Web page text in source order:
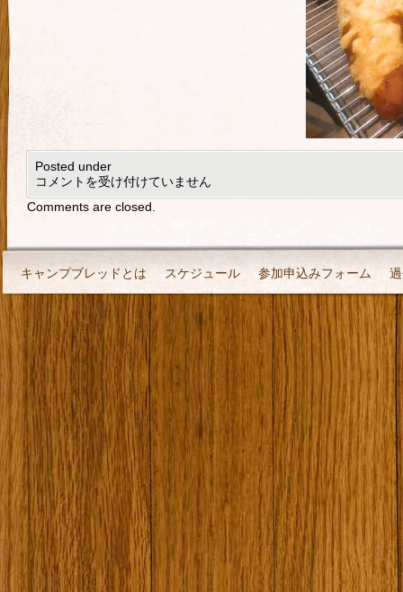
Posted under
コメントを受け付けていません
Comments are closed.
キャンプブレッドとは スケジュール 参加申込みフォーム